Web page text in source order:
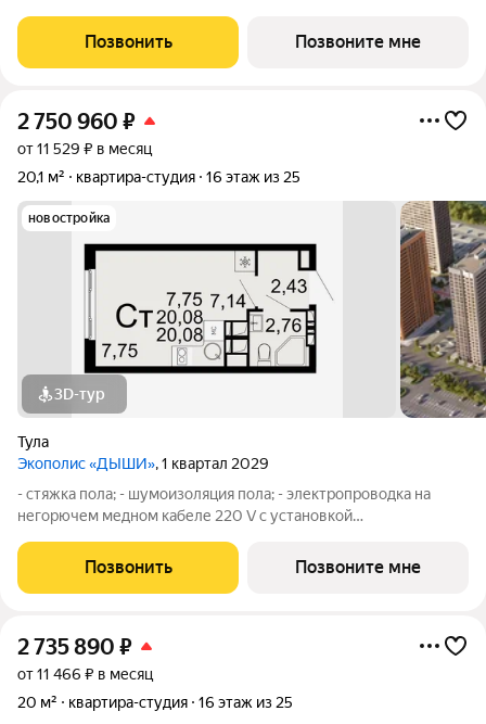
лестничной площадке и распределительного щита в квартире,
с разводкой по квартире с установкой
Позвонить Позвоните мне
2 750 960 ₽
от 11 529 ₽ в месяц
20,1 м²
квартира-студия 16 этаж из 25
новостройка
3D-тур
Тула
Экополис «ДЫШИ», 1 квартал 2029
- стяжка пола; - шумоизоляция пола; - электропроводка на
негорючем медном кабеле 220 V с установкой
лестничной площадке и распределительного щита в квартире,
с разводкой по квартире с установкой
Позвонить Позвоните мне
2 735 890 ₽
от 11 466 ₽ в месяц
20 м²
квартира-студия 16 этаж из 25